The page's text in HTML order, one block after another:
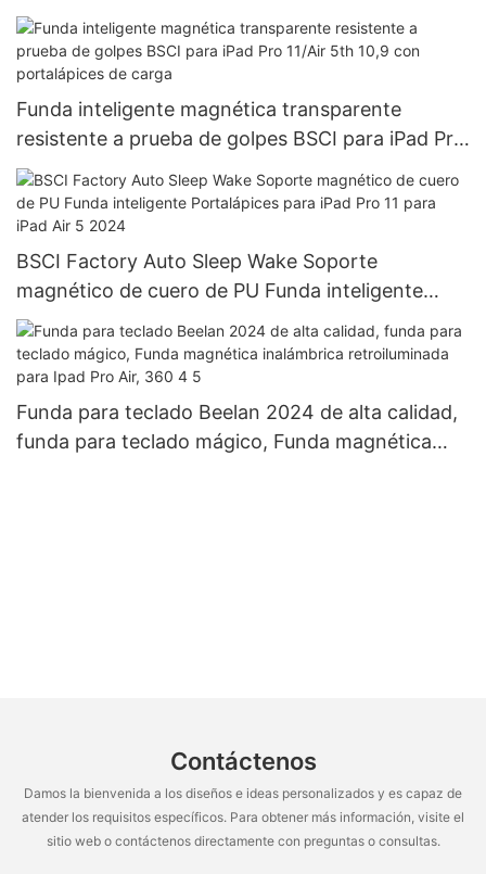
de carga magnética con ranura para lápiz para
iPad Pro Air 5/, 2024 6
Funda inteligente magnética transparente
resistente a prueba de golpes BSCI para iPad Pro
11/Air 5th 10,9 con portalápices de carga
BSCI Factory Auto Sleep Wake Soporte
magnético de cuero de PU Funda inteligente
Portalápices para iPad Pro 11 para iPad Air 5
2024
Funda para teclado Beelan 2024 de alta calidad,
funda para teclado mágico, Funda magnética
Contáctenos
Damos la bienvenida a los diseños e ideas personalizados y es capaz de
atender los requisitos específicos. Para obtener más información, visite el
sitio web o contáctenos directamente con preguntas o consultas.